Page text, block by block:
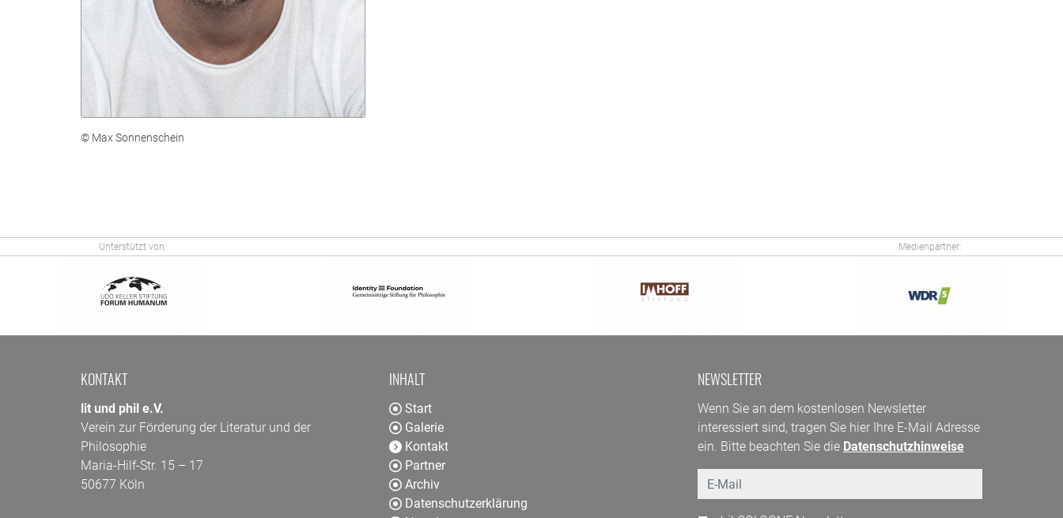
© Max Sonnenschein
Unterstützt von: Medienpartner:
KONTAKT
lit und phil e.V.
Verein zur Förderung der Literatur und der
Philosophie
Maria-Hilf-Str. 15 – 17
50677 Köln
INHALT
Start
Galerie
Kontakt
Partner
Archiv
Datenschutzerklärung
NEWSLETTER
Wenn Sie an dem kostenlosen Newsletter
interessiert sind, tragen Sie hier Ihre E-Mail Adresse
ein. Bitte beachten Sie die Datenschutzhinweise
Email